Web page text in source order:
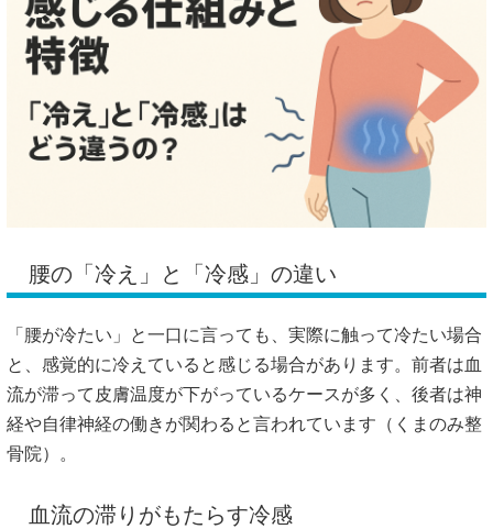
腰の「冷え」と「冷感」の違い
「腰が冷たい」と一口に言っても、実際に触って冷たい場合
と、感覚的に冷えていると感じる場合があります。前者は血
流が滞って皮膚温度が下がっているケースが多く、後者は神
経や自律神経の働きが関わると言われています（ くまのみ整
骨院）。
血流の滞りがもたらす冷感